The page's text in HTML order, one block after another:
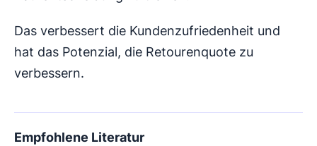
Das verbessert die Kundenzufriedenheit und
hat das Potenzial, die Retourenquote zu
verbessern.
Empfohlene Literatur